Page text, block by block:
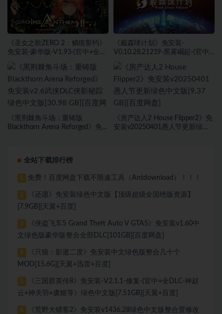
《圣女之歌ZERO 2：鳞痕誓约》
免安装-豪华版-V1.93-(官中+全
文版[15.75 GB][百度网盘]
《戴森球计划》免安装-
V0.10.28.21219-黑雾崛起-(官中)
《黑荆棘角斗场：重铸版
Blackthorn Arena Reforged》免
《房产达人2 House Flipper2》免
安装v20250401愚人节更新绿色
全站下载排行榜
1 免费！百度网盘下载不限速工具（Antdownload）！！！
2
《还愿》免安装绿色中文版【顶级超级全国绝版资源】
[7.9GB][天翼+百度]
3
《侠盗飞车5 Grand Theft Auto V GTA5》免安装v1.60中
文绿色版豪华版整合全部DLC[101GB][百度网盘]
4
《只狼：影逝二度》免安装中文绿色版整合几十个
MOD[15.6G][天翼+迅雷+百度]
5
《三国群英传8》免安装-V2.1.1-修复-(官中+全DLC-神赵
云+神关羽+虞姬等）绿色中文版[7.51GB][天翼+百度]
6
《荒野大镖客2》免安装v1436.28绿色中文版整合置修改